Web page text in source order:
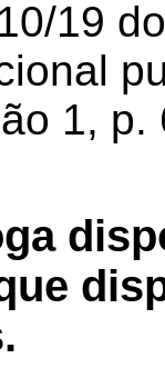
19
1,